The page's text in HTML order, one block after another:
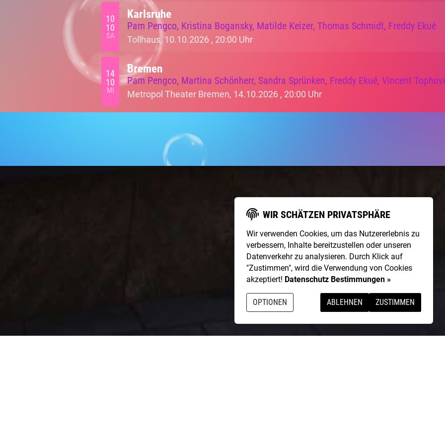
10
10
SA
Karlsruhe
Pam Pengco, Kristina Bogansky, Matilde Keizer, Thomas Schmidt, Freddy Ekué
Tollhaus, 10.10.2026 , 20:00 Uhr
14
10
MI
Bremen
Pam Pengco, Martina Schönherr, Sandra Sprünken, Freddy Ekué, Vincent
Metropol Theater Bremen, 14.10.2026 , 20:00 Uhr
WIR SCHÄTZEN PRIVATSPHÄRE
Wir verwenden Cookies, um das Nutzererlebnis zu
verbessern, Inhalte bereitzustellen oder unseren
Datenverkehr zu analysieren. Durch Klick auf
"Zustimmen", wird die Verwendung von Cookies
akzeptiert! Datenschutz Bestimmungen »
OPTIONEN ABLEHNEN ZUSTIMMEN